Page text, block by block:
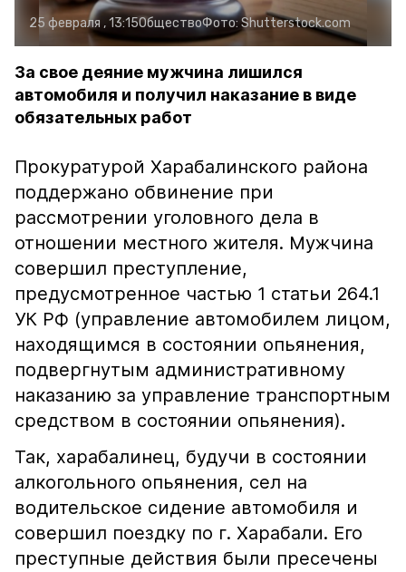
25 февраля , 13:15ОбществоФото:Shutterstock.com
За свое деяние мужчина лишился
автомобиля и получил наказание в виде
обязательных работ
Прокуратурой Харабалинского района
поддержано обвинение при
рассмотрении уголовного дела в
отношении местного жителя. Мужчина
совершил преступление,
предусмотренное частью 1 статьи 264.1
УК РФ (управление автомобилем лицом,
находящимся в состоянии опьянения,
подвергнутым административному
наказанию за управление транспортным
средством в состоянии опьянения).
Так, харабалинец, будучи в состоянии
алкогольного опьянения, сел на
водительское сидение автомобиля и
совершил поездку по г. Харабали. Его
преступные действия были пресечены